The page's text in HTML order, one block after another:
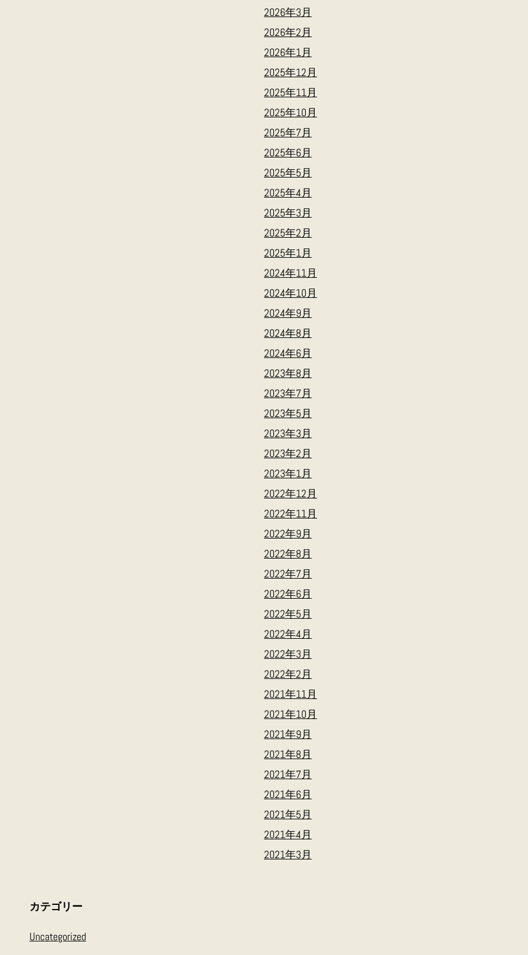
2026年3月
2026年2月
2026年1月
2025年12月
2025年11月
2025年10月
2025年7月
2025年6月
2025年5月
2025年4月
2025年3月
2025年2月
2025年1月
2024年11月
2024年10月
2024年9月
2024年8月
2024年6月
2023年8月
2023年7月
2023年5月
2023年3月
2023年2月
2023年1月
2022年12月
2022年11月
2022年9月
2022年8月
2022年7月
2022年6月
2022年5月
2022年4月
2022年3月
2022年2月
2021年11月
2021年10月
2021年9月
2021年8月
2021年7月
2021年6月
2021年5月
2021年4月
2021年3月
カテゴリー
Uncategorized